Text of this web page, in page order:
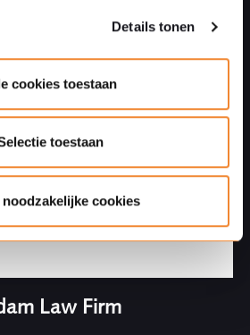
Details tonen
cookies toestaan
toestaan
noodzakelijke cookies
Law Firm